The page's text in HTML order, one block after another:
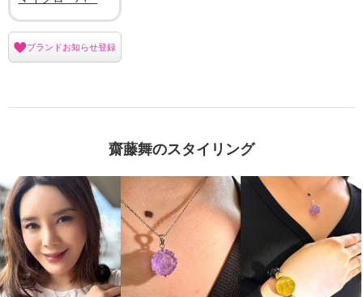
ブランドお知らせ登録
齋藤舞のスタイリング